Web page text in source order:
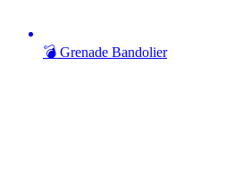
💣 Grenade Bandolier